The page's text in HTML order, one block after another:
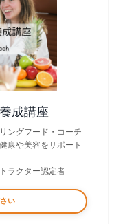
成講座
ングフード・コーチ
康や美容をサポート
ラクター認定者
い